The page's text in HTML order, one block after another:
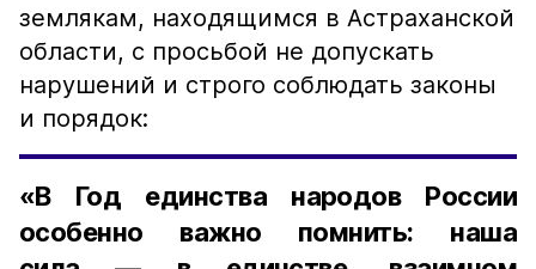
землякам, находящимся в Астраханской
области, с просьбой не допускать
нарушений и строго соблюдать законы
и порядок:
«В Год единства народов России
особенно важно помнить: наша